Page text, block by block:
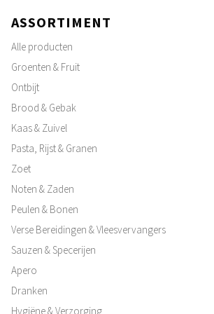
ASSORTIMENT
Alle producten
Groenten & Fruit
Ontbijt
Brood & Gebak
Kaas & Zuivel
Pasta, Rijst & Granen
Zoet
Noten & Zaden
Peulen & Bonen
Verse Bereidingen & Vleesvervangers
Sauzen & Specerijen
Apero
Dranken
Hygiëne & Verzorging